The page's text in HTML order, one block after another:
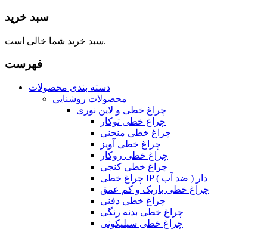
سبد خرید
سبد خرید شما خالی است.
فهرست
دسته بندی محصولات
محصولات روشنایی
چراغ خطی و لاین نوری
چراغ خطی توکار
چراغ خطی منحنی
چراغ خطی آویز
چراغ خطی روکار
چراغ خطی کنجی
چراغ خطی IP دار ( ضد آب )
چراغ خطی باریک و کم عمق
چراغ خطی دفنی
چراغ خطی بدنه رنگی
چراغ خطی سیلیکونی